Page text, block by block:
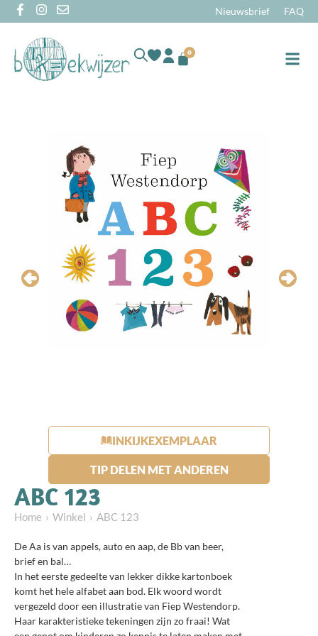
Nieuwsbrief FAQ
0
INKIJKEXEMPLAAR
TIP DELEN MET ANDEREN
ABC 123
Home Winkel ABC 123
De Aa is van appels, auto en aap, de Bb van beer,
brief en bal…
In het eerste gedeelte van lekker dikke kartonboek
komt het hele alfabet aan bod. Elk woord wordt
vergezeld door een illustratie van Fiep Westendorp.
Haar karakteristieke tekeningen zijn zo fraai! Wat